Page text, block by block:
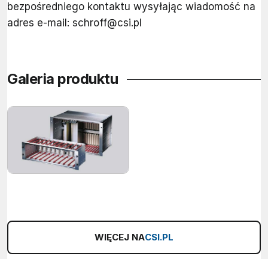
bezpośredniego kontaktu wysyłając wiadomość na
adres e-mail: schroff@csi.pl
Galeria produktu
WIĘCEJ NACSI.PL